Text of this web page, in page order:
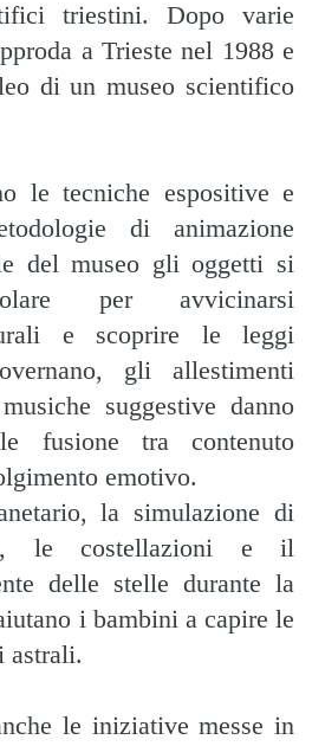
triestini. Dopo varie
a Trieste nel 1988 e
di un museo scientifico
le tecniche espositive e
di animazione
del museo gli oggetti si
per avvicinarsi
e scoprire le leggi
gli allestimenti
suggestive danno
fusione tra contenuto
emotivo.
la simulazione di
le costellazioni e il
delle stelle durante la
i bambini a capire le
astrali.
le iniziative messe in